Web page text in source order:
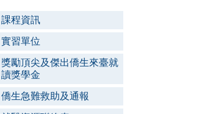
課程資訊
實習單位
獎勵頂尖及傑出僑生來臺就
讀獎學金
僑生急難救助及通報